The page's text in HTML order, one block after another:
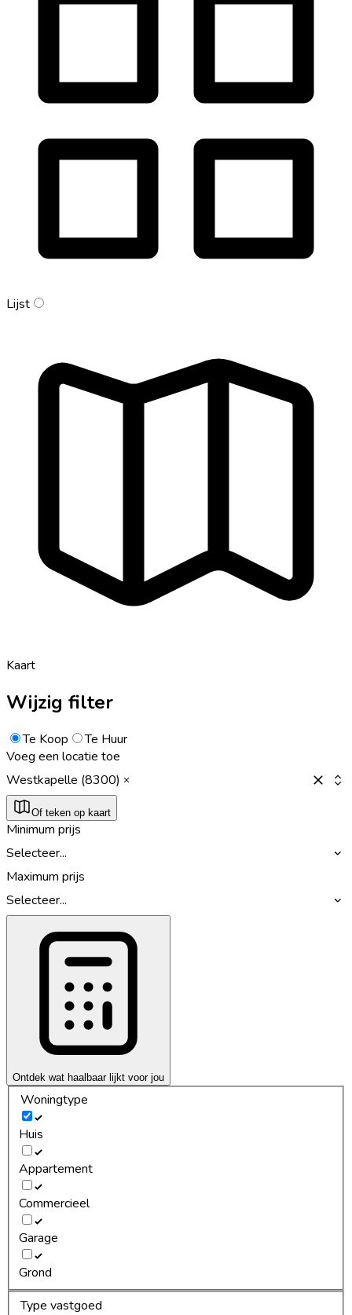
Lijst
Kaart
Wijzig filter
Te Koop
Te Huur
Voeg een locatie toe
Westkapelle (8300)
Of teken op kaart
Minimum prijs
Selecteer...
Maximum prijs
Selecteer...
Ontdek wat haalbaar lijkt voor jou
Woningtype
Huis
Appartement
Commercieel
Garage
Grond
Type vastgoed